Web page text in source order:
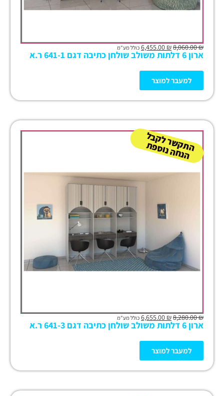
₪
8,060.00
₪ כולל מע"מ
ארון 6 דלתות משולב שולחן כתיבה דגם 641-1 ר.א
למעבר למוצר
ה
ת
ק
ש
ר
ל
ק
ב
ל
הנ
ח
ה נו
ס
פ
ת
₪
8,280.00
₪ כולל מע"מ
ארון 6 דלתות משולב שולחן כתיבה דגם 641-3 ר.א
למעבר למוצר